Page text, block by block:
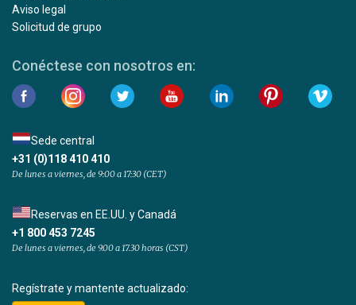
Aviso legal
Solicitud de grupo
Conéctese con nosotros en:
Sede central
+31 (0)118 410 410
De lunes a viernes, de 9:00 a 17:30 (CET)
Reservas en EE.UU. y Canadá
+1 800 453 7245
De lunes a viernes, de 9.00 a 17.30 horas (CST)
Regístrate y mantente actualizado: